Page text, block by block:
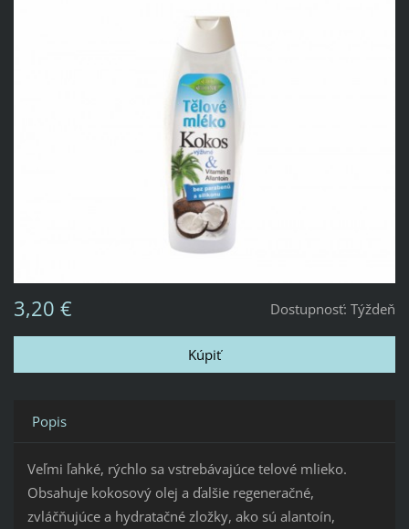
Dostupnosť: Týždeň
3,20 €
Popis
Veľmi ľahké, rýchlo sa vstrebávajúce telové mlieko.
Obsahuje kokosový olej a ďalšie regeneračné,
zvláčňujúce a hydratačné zložky, ako sú alantoín,